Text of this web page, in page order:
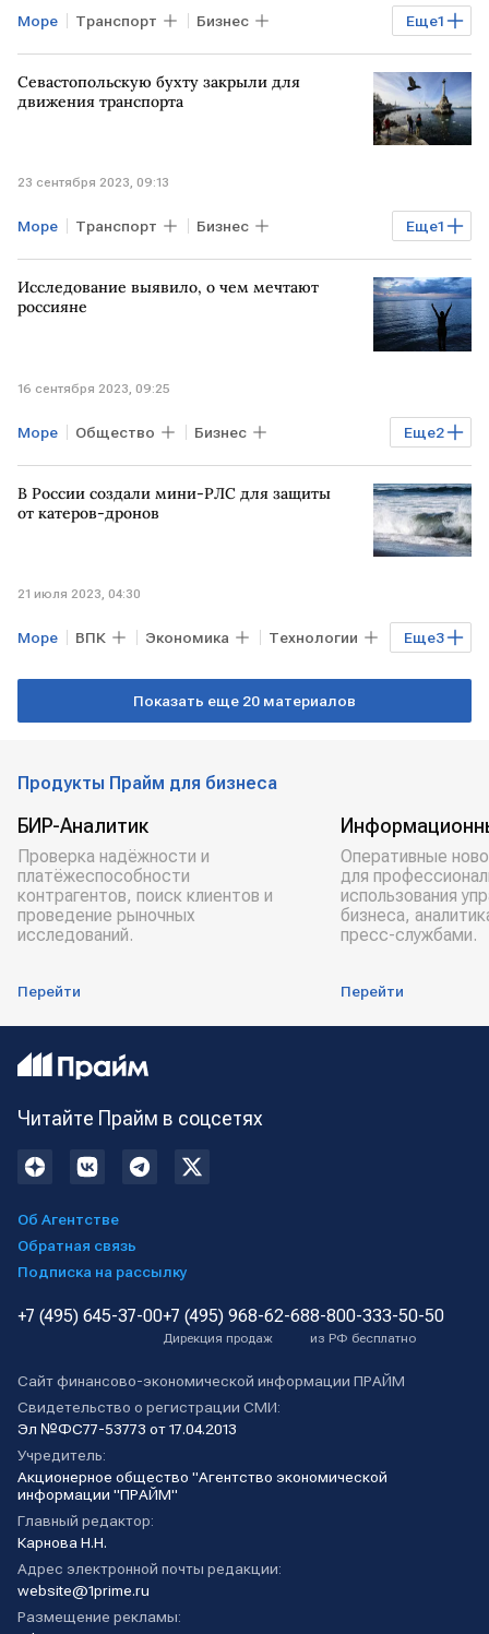
Еще1
Море Транспорт Бизнес
СЕВАСТОПОЛЬ
Севастопольскую бухту закрыли для
движения транспорта
23 сентября 2023, 09:13
Еще1
Море Транспорт Бизнес
СЕВАСТОПОЛЬ
Исследование выявило, о чем мечтают
россияне
16 сентября 2023, 09:25
Еще2
Море Общество Бизнес
Недвижимость РОССИЯ
В России создали мини-РЛС для защиты
от катеров-дронов
21 июля 2023, 04:30
Еще3
Море ВПК Экономика Технологии
РЛС дроны
защита
Показать еще 20 материалов
Продукты Прайм для бизнеса
БИР-Аналитик
Проверка надёжности и
платёжеспособности
контрагентов, поиск клиентов и
проведение рыночных
исследований.
Перейти
Оперативные
для
использования
бизнеса,
пресс-службами.
Перейти
Читайте Прайм в соцсетях
Об Агентстве
Обратная связь
Подписка на рассылку
+7 (495) 645-37-00+7 (495) 968-62-68
Дирекция продаж
8-800-333-50-50
из РФ бесплатно
Сайт финансово-экономической информации ПРАЙМ
Свидетельство о регистрации СМИ:
Эл №ФС77-53773 от 17.04.2013
Учредитель:
Акционерное общество "Агентство экономической
информации "ПРАЙМ"
Главный редактор:
Карнова Н.Н.
Адрес электронной почты редакции:
website@1prime.ru
Размещение рекламы: